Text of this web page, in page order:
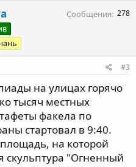
Сообщения 278
#3
на улицах горячо
тысяч местных
факела по
стартовал в 9:40.
на которой
скульптура "Огненный